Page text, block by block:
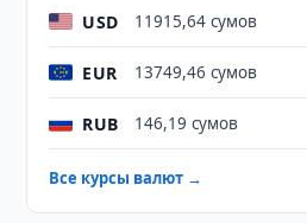
USD 11915,64 сумов
EUR 13749,46 сумов
RUB 146,19 сумов
Все курсы валют →